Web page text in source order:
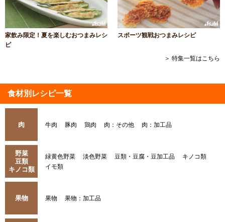
家飲み限定！夏を楽しむおつまみレシ
ピ
スポーツ観戦おつまみレシピ
＞ 特集一覧はこちら
食材別レシピ一覧
肉 牛肉 豚肉 鶏肉 肉：その他 肉：加工品
野菜
豆類
キノコ類
緑黄色野菜 淡色野菜 豆類・豆腐・豆加工品
キノコ類
イモ類
果物 果物 果物：加工品